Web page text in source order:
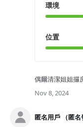
環境
位置
偶爾清潔姐姐攞
Nov 8, 2024
匿名用戶 （匿名